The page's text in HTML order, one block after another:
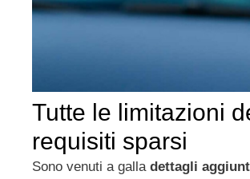
Tutte le limitazioni
requisiti sparsi
Sono venuti a galla dettagli